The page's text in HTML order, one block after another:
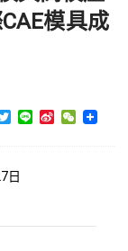
模具成
Twitter
Line Sina WeChat
日